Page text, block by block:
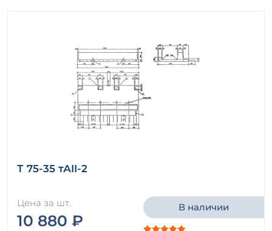
Т 75-35 тАII-2
Цена за шт.
10 880 ₽
В наличии